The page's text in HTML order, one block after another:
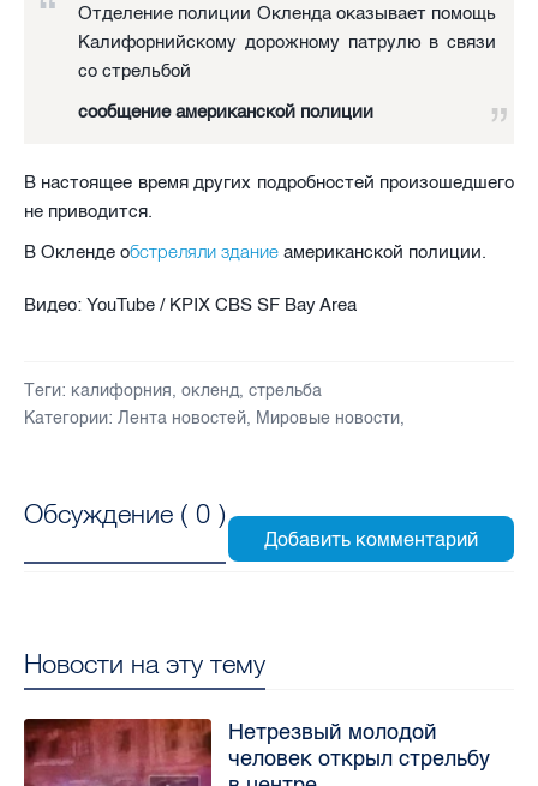
Отделение полиции Окленда оказывает помощь
Калифорнийскому дорожному патрулю в связи
со стрельбой
сообщение американской полиции
В настоящее время других подробностей произошедшего
не приводится.
В Окленде обстреляли здание американской полиции.
Видео: YouTube / KPIX CBS SF Bay Area
Теги: калифорния, окленд, стрельба
Категории: Лента новостей, Мировые новости,
Обсуждение ( 0 )
Новости на эту тему
Нетрезвый молодой
человек открыл стрельбу